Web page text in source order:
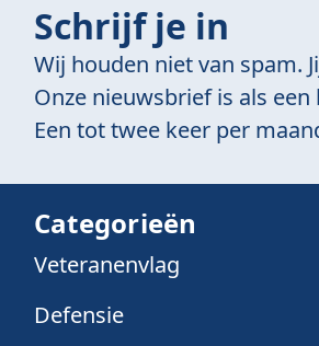
Schrijf je in
Wij houden niet van spam.
Onze nieuwsbrief is als
Een tot twee keer per
Categorieën
Veteranenvlag
Defensie